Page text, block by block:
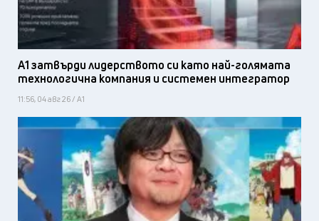
А1 затвърди лидерството си като най-голямата
технологична компания и системен интегратор
11:56, 04 авг 26 / А1